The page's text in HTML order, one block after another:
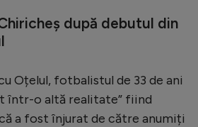
fotbaluluidupă debutul din
Oțelul, fotbalistul de 33 de ani
într-o altă realitate” fiind
a fost înjurat de către anumiți